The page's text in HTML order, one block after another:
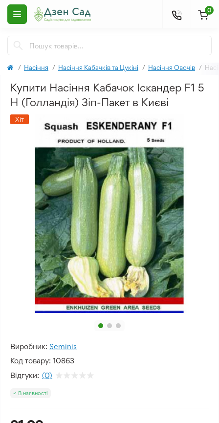
0
Насіння Насіння Кабачків та Цукіні Насіння Овочів
Купити Насіння Кабачок Іскандер F1 5
Н (Голландія) Зіп-Пакет в Києві
Хіт
Виробник: Seminis
Код товару: 10863
Відгуки: (0)
В наявності